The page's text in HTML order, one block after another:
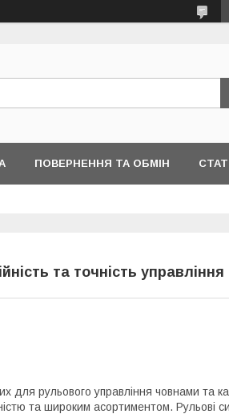
ПОВЕРНЕННЯ ТА ОБМІН
та точність
для рульового управління човнами та
та широким асортиментом. Рульові